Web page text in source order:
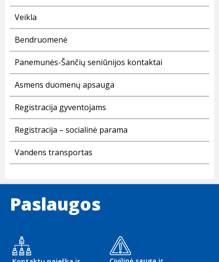
Veikla
Bendruomenė
Panemunės-Šančių seniūnijos kontaktai
Asmens duomenų apsauga
Registracija gyventojams
Registracija – socialinė parama
Vandens transportas
Paslaugos